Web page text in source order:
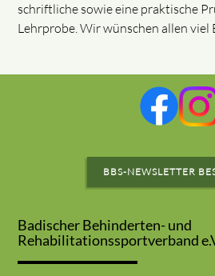
schriftliche sowie eine praktische
Lehrprobe. Wir wünschen allen viel
BBS-NEWSLETTER
Badischer Behinderten- und
Rehabilitationssportverband